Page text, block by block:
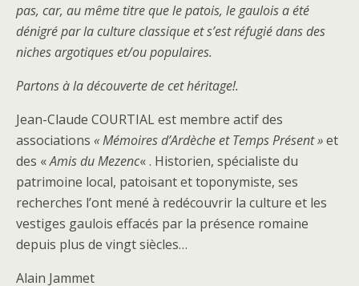
pas, car, au même titre que le patois, le gaulois a été
dénigré par la culture classique et s’est réfugié dans des
niches argotiques et/ou populaires.
Partons à la découverte de cet héritage!.
Jean-Claude COURTIAL est membre actif des
associations « Mémoires d’Ardèche et Temps Présent »et
des «Amis du Mezenc« . Historien, spécialiste du
patrimoine local, patoisant et toponymiste, ses
recherches l’ont mené à redécouvrir la culture et les
vestiges gaulois effacés par la présence romaine
depuis plus de vingt siècles…
Alain Jammet